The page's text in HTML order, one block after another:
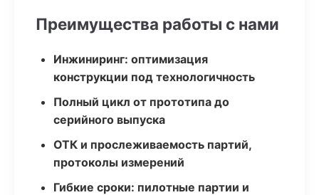
Преимущества работы с нами
Инжиниринг: оптимизация
конструкции под технологичность
Полный цикл от прототипа до
серийного выпуска
ОТК и прослеживаемость партий,
протоколы измерений
Гибкие сроки: пилотные партии и